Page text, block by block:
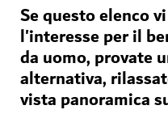
Se questo elenco
l'interesse per il
da uomo, provate
alternativa,
vista panoramica